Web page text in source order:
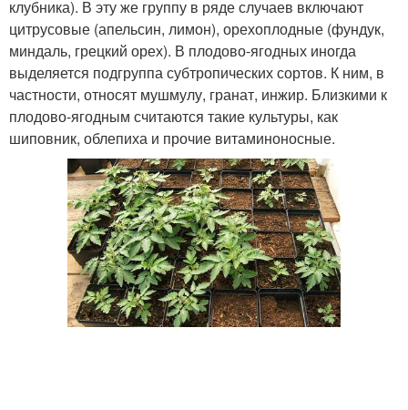
клубника). В эту же группу в ряде случаев включают
цитрусовые (апельсин, лимон), орехоплодные (фундук,
миндаль, грецкий орех). В плодово-ягодных иногда
выделяется подгруппа субтропических сортов. К ним, в
частности, относят мушмулу, гранат, инжир. Близкими к
плодово-ягодным считаются такие культуры, как
шиповник, облепиха и прочие витаминоносные.